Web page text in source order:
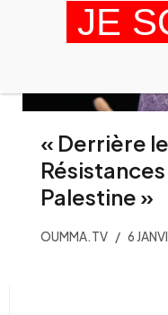
« Derrière
Palestine »
OUMMA.TV 6
JE